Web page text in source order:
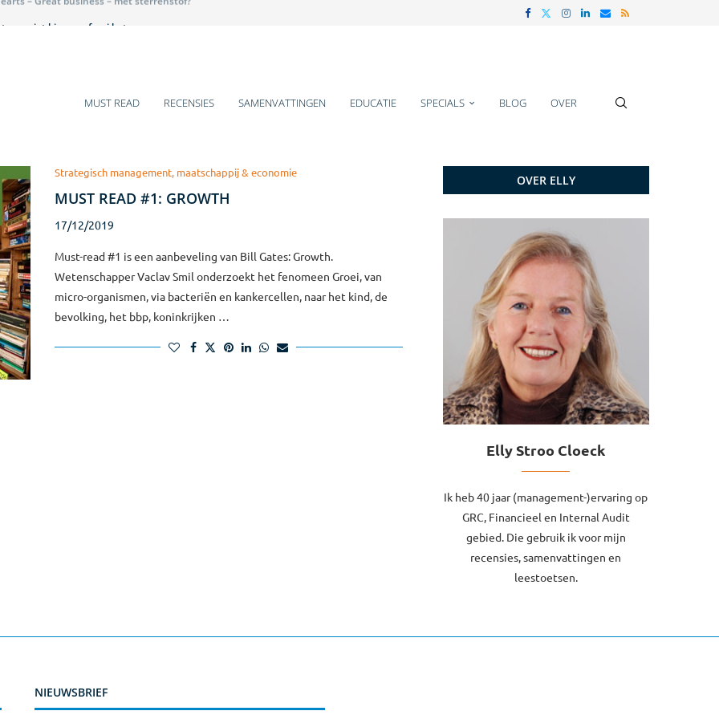
MUST READ RECENSIES SAMENVATTINGEN EDUCATIE SPECIALS BLOG OVER
Strategisch management, maatschappij & economie
MUST READ #1: GROWTH
17/12/2019
Must-read #1 is een aanbeveling van Bill Gates: Growth.
Wetenschapper Vaclav Smil onderzoekt het fenomeen Groei, van
micro-organismen, via bacteriën en kankercellen, naar het kind, de
bevolking, het bbp, koninkrijken …
OVER ELLY
Elly Stroo Cloeck
Ik heb 40 jaar (management-)ervaring op
GRC, Financieel en Internal Audit
gebied. Die gebruik ik voor mijn
recensies, samenvattingen en
leestoetsen.
NIEUWSBRIEF